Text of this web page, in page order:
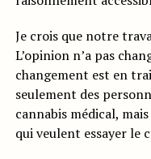
Je crois que notre
L’opinion n’a pas
changement est en
seulement des
cannabis médical,
qui veulent essayer le